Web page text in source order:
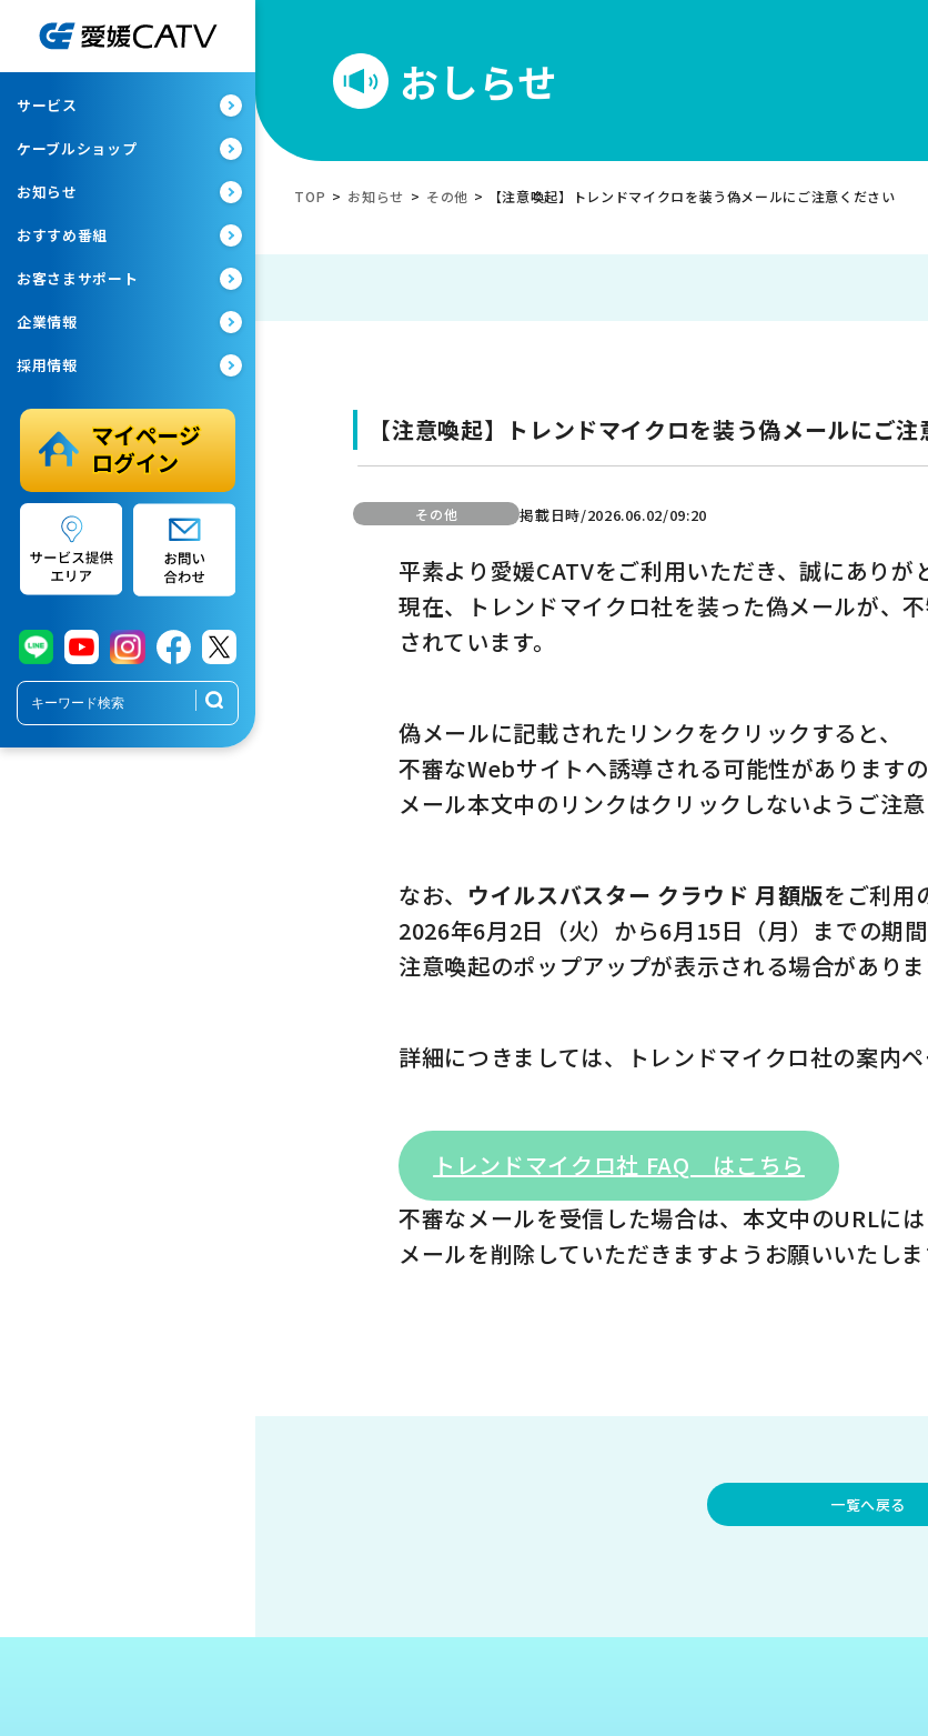
サービス
ケーブルショップ
お知らせ
おすすめ番組
お客さまサポート
企業情報
採用情報
おしらせ
TOP > お知らせ > その他 > 【注意喚起】トレンドマイクロを装う偽メールにご注意ください
【注意喚起】トレンドマイクロを装う偽メールにご
その他 掲載日時/2026.06.02/09:20
平素より愛媛CATVをご利用いただき、誠にありが
現在、トレンドマイクロ社を装った偽メールが、
されています。
偽メールに記載されたリンクをクリックすると、
不審なWebサイトへ誘導される可能性がありますの
メール本文中のリンクはクリックしないようご注意
なお、 ウイルスバスター クラウド 月額版をご利用
2026年6月2日（火）から6月15日（月）までの期間
注意喚起のポップアップが表示される場合がありま
詳細につきましては、トレンドマイクロ社の案内ペ
トレンドマイクロ社 FAQ はこちら
不審なメールを受信した場合は、本文中のURLには
メールを削除していただきますようお願いいたしま
一覧へ戻る